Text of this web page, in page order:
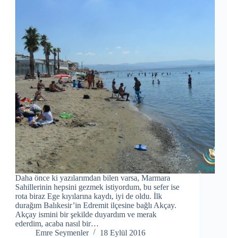
Daha önce ki yazılarımdan bilen varsa, Marmara
Sahillerinin hepsini gezmek istiyordum, bu sefer ise
rota biraz Ege kıyılarına kaydı, iyi de oldu. İlk
durağım Balıkesir’in Edremit ilçesine bağlı Akçay.
Akçay ismini bir şekilde duyardım ve merak
ederdim, acaba nasıl bir…
Emre Seymenler
18 Eylül 2016